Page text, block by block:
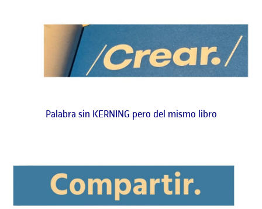
Palabra sin KERNING pero del mismo libro